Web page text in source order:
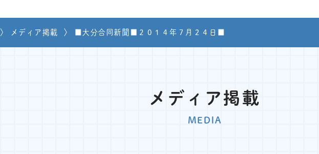
〉 メディア掲載 〉 ■大分合同新聞■２０１４年７月２４日■
メディア掲載
MEDIA